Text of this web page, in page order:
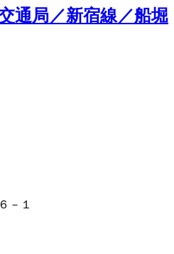
通局／新宿線／船堀
－１